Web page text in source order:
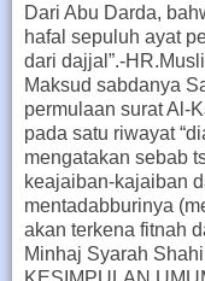
Dari Abu Darda,
hafal sepuluh ayat
dari dajjal”.-
Maksud sabdanya
permulaan surat Al-
pada satu riwayat
mengatakan sebab
keajaiban-kajaiban
mentadabburinya
akan terkena fitnah
Minhaj Syarah